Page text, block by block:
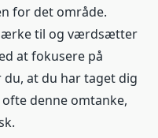
for det område.
til og værdsætter
at fokusere på
du, at du har taget dig
denne omtanke,